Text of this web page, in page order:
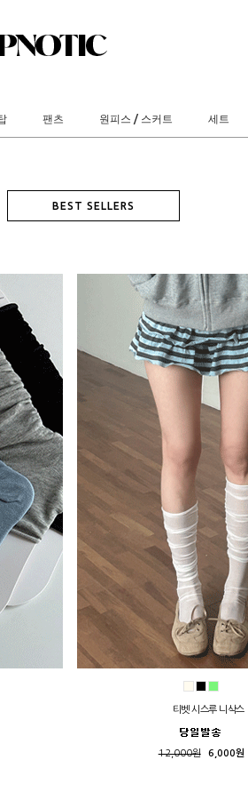
팬츠 원피스 / 스커트 세트
BEST SELLERS
티벳 시스루 니삭스
12,000원 6,000원